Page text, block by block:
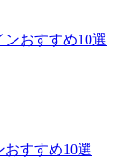
おすすめ10選
すすめ10選